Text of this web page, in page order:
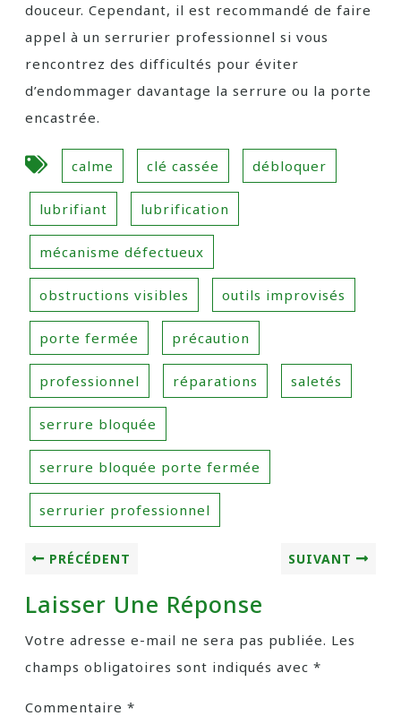
douceur. Cependant, il est recommandé de faire
appel à un serrurier professionnel si vous
rencontrez des difficultés pour éviter
d’endommager davantage la serrure ou la porte
encastrée.
calme clé cassée débloquer
lubrifiant lubrification
mécanisme défectueux
obstructions visibles outils improvisés
porte fermée précaution
professionnel réparations saletés
serrure bloquée
serrure bloquée porte fermée
serrurier professionnel
PRÉCÉDENT SUIVANT
Laisser Une Réponse
Votre adresse e-mail ne sera pas publiée. Les
champs obligatoires sont indiqués avec *
Commentaire *